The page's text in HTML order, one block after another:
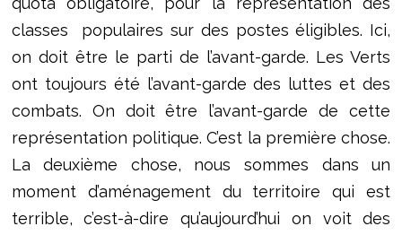
classes populaires sur des postes éligibles. Ici,
on doit être le parti de l’avant-garde. Les Verts
ont toujours été l’avant-garde des luttes et des
combats. On doit être l’avant-garde de cette
représentation politique. C’est la première chose.
La deuxième chose, nous sommes dans un
moment d’aménagement du territoire qui est
terrible, c’est-à-dire qu’aujourd’hui on voit des